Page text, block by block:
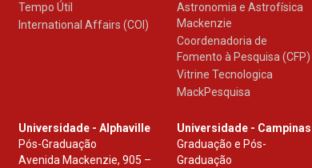
Tempo Útil
International Affairs (COI)
Astronomia e Astrofísica
Mackenzie
Coordenadoria de
Fomento à Pesquisa (CFP)
Vitrine Tecnologica
MackPesquisa
Universidade - Alphaville
Pós-Graduação
Avenida Mackenzie, 905 –
Universidade - Campinas
Graduação e Pós-
Graduação